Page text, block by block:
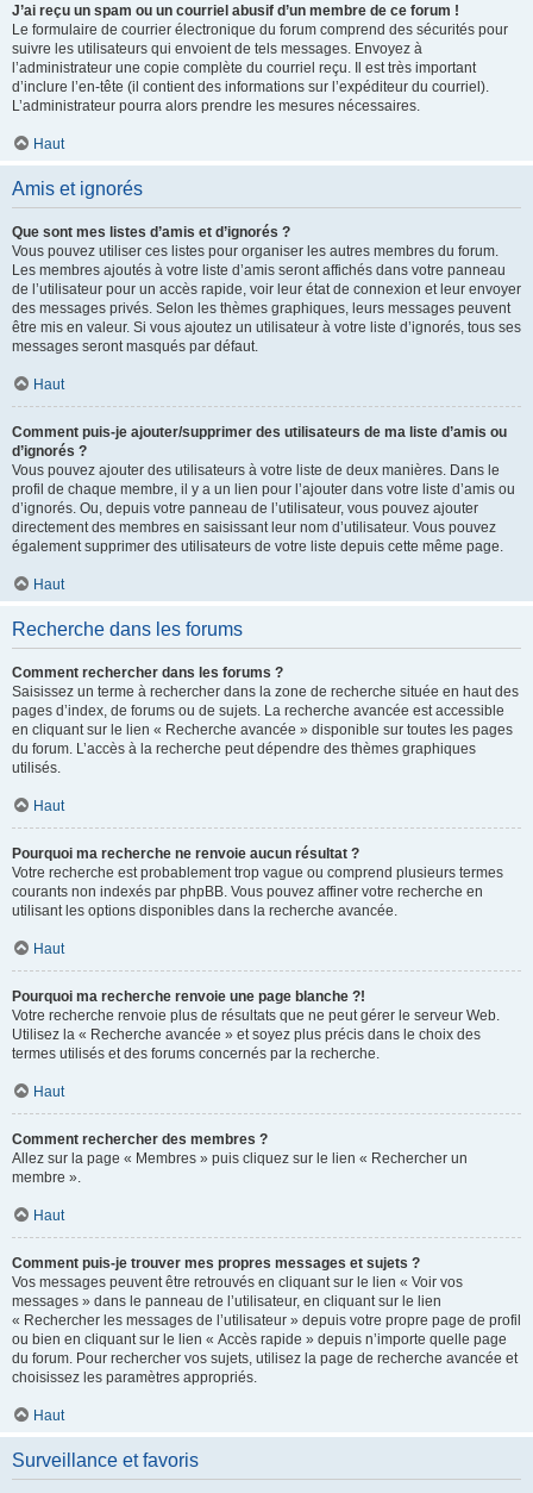
J’ai reçu un spam ou un courriel abusif d’un membre de ce forum !
Le formulaire de courrier électronique du forum comprend des sécurités pour
suivre les utilisateurs qui envoient de tels messages. Envoyez à
l’administrateur une copie complète du courriel reçu. Il est très important
d’inclure l’en-tête (il contient des informations sur l’expéditeur du courriel).
L’administrateur pourra alors prendre les mesures nécessaires.
Haut
Amis et ignorés
Que sont mes listes d’amis et d’ignorés ?
Vous pouvez utiliser ces listes pour organiser les autres membres du forum.
Les membres ajoutés à votre liste d’amis seront affichés dans votre panneau
de l’utilisateur pour un accès rapide, voir leur état de connexion et leur envoyer
des messages privés. Selon les thèmes graphiques, leurs messages peuvent
être mis en valeur. Si vous ajoutez un utilisateur à votre liste d’ignorés, tous ses
messages seront masqués par défaut.
Haut
Comment puis-je ajouter/supprimer des utilisateurs de ma liste d’amis ou
d’ignorés ?
Vous pouvez ajouter des utilisateurs à votre liste de deux manières. Dans le
profil de chaque membre, il y a un lien pour l’ajouter dans votre liste d’amis ou
d’ignorés. Ou, depuis votre panneau de l’utilisateur, vous pouvez ajouter
directement des membres en saisissant leur nom d’utilisateur. Vous pouvez
également supprimer des utilisateurs de votre liste depuis cette même page.
Haut
Recherche dans les forums
Comment rechercher dans les forums ?
Saisissez un terme à rechercher dans la zone de recherche située en haut des
pages d’index, de forums ou de sujets. La recherche avancée est accessible
en cliquant sur le lien « Recherche avancée » disponible sur toutes les pages
du forum. L’accès à la recherche peut dépendre des thèmes graphiques
utilisés.
Haut
Pourquoi ma recherche ne renvoie aucun résultat ?
Votre recherche est probablement trop vague ou comprend plusieurs termes
courants non indexés par phpBB. Vous pouvez affiner votre recherche en
utilisant les options disponibles dans la recherche avancée.
Haut
Pourquoi ma recherche renvoie une page blanche ?!
Votre recherche renvoie plus de résultats que ne peut gérer le serveur Web.
Utilisez la « Recherche avancée » et soyez plus précis dans le choix des
termes utilisés et des forums concernés par la recherche.
Haut
Comment rechercher des membres ?
Allez sur la page « Membres » puis cliquez sur le lien « Rechercher un
membre ».
Haut
Comment puis-je trouver mes propres messages et sujets ?
Vos messages peuvent être retrouvés en cliquant sur le lien « Voir vos
messages » dans le panneau de l’utilisateur, en cliquant sur le lien
« Rechercher les messages de l’utilisateur » depuis votre propre page de profil
ou bien en cliquant sur le lien « Accès rapide » depuis n’importe quelle page
du forum. Pour rechercher vos sujets, utilisez la page de recherche avancée et
choisissez les paramètres appropriés.
Haut
Surveillance et favoris